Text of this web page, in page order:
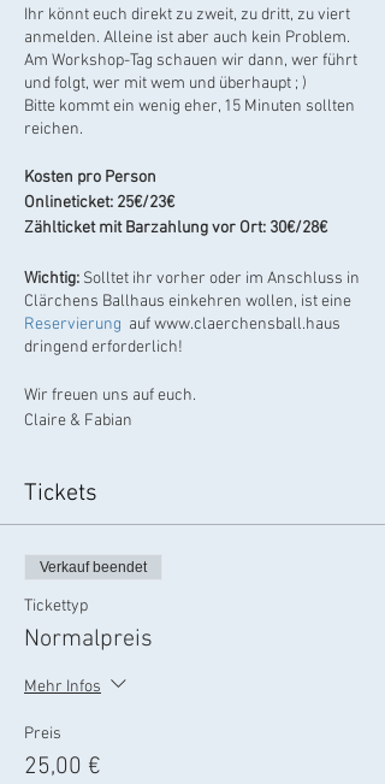
Ihr könnt euch direkt zu zweit, zu dritt, zu viert
anmelden. Alleine ist aber auch kein Problem.
Am Workshop-Tag schauen wir dann, wer führt
und folgt, wer mit wem und überhaupt ; )
Bitte kommt ein wenig eher, 15 Minuten sollten
reichen.
Kosten pro Person
Onlineticket: 25€/23€
Zählticket mit Barzahlung vor Ort: 30€/28€
Wichtig: Solltet ihr vorher oder im Anschluss in
Clärchens Ballhaus einkehren wollen, ist eine
Reservierung auf www.claerchensball.haus
dringend erforderlich!
Wir freuen uns auf euch.
Claire & Fabian
Tickets
Verkauf beendet
Tickettyp
Normalpreis
Mehr Infos
Preis
25,00 €